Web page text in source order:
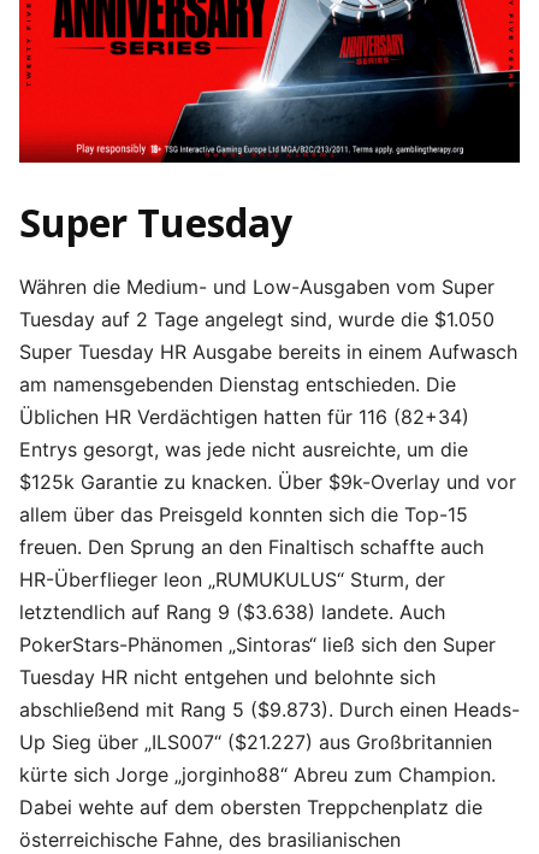
Super Tuesday
Währen die Medium- und Low-Ausgaben vom Super
Tuesday auf 2 Tage angelegt sind, wurde die $1.050
Super Tuesday HR Ausgabe bereits in einem Aufwasch
am namensgebenden Dienstag entschieden. Die
Üblichen HR Verdächtigen hatten für 116 (82+34)
Entrys gesorgt, was jede nicht ausreichte, um die
$125k Garantie zu knacken. Über $9k-Overlay und vor
allem über das Preisgeld konnten sich die Top-15
freuen. Den Sprung an den Finaltisch schaffte auch
HR-Überflieger leon „RUMUKULUS“ Sturm, der
letztendlich auf Rang 9 ($3.638) landete. Auch
PokerStars-Phänomen „Sintoras“ ließ sich den Super
Tuesday HR nicht entgehen und belohnte sich
abschließend mit Rang 5 ($9.873). Durch einen Heads-
Up Sieg über „ILS007“ ($21.227) aus Großbritannien
kürte sich Jorge „jorginho88“ Abreu zum Champion.
Dabei wehte auf dem obersten Treppchenplatz die
österreichische Fahne, des brasilianischen